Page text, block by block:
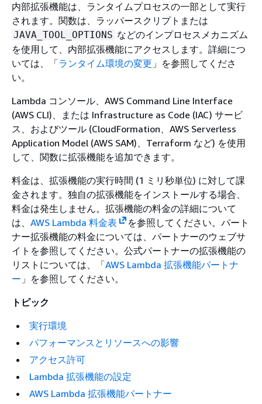
内部拡張機能は、ランタイムプロセスの一部として実行
されます。関数は、ラッパースクリプトまたは
JAVA_TOOL_OPTIONS などのインプロセスメカニズム
を使用して、内部拡張機能にアクセスします。詳細につ
いては、「ランタイム環境の変更 」を参照してくださ
い。
Lambda コンソール、AWS Command Line Interface
(AWS CLI)、または Infrastructure as Code (IAC) サービ
ス、およびツール (CloudFormation、AWS Serverless
Application Model (AWS SAM)、Terraform など) を使用
して、関数に拡張機能を追加できます。
料金は、拡張機能の実行時間 (1 ミリ秒単位) に対して課
金されます。独自の拡張機能をインストールする場合、
料金は発生しません。拡張機能の料金の詳細について
は、 AWS Lambda 料金表
を参照してください。パート
ナー拡張機能の料金については、パートナーのウェブサ
イトを参照してください。公式パートナーの拡張機能の
リストについては、「AWS Lambda 拡張機能パートナ
ー 」を参照してください。
トピック
実行環境
パフォーマンスとリソースへの影響
アクセス許可
Lambda 拡張機能の設定
AWS Lambda 拡張機能パートナー